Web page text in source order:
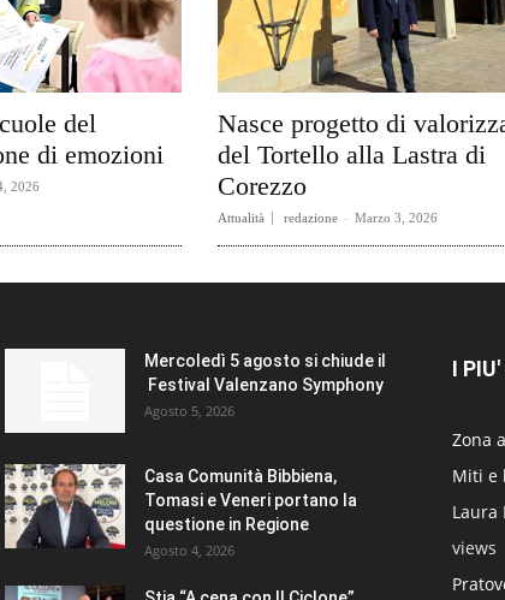
del
di emozioni
2026
Nasce progetto di
del Tortello alla Lastra di
Corezzo
Attualità redazione - Marzo 3, 2026
Mercoledì 5 agosto si chiude il
Festival Valenzano Symphony
Agosto 5, 2026
Casa Comunità Bibbiena,
Tomasi e Veneri portano la
questione in Regione
Agosto 4, 2026
I
Zona
Miti e
Laura
views